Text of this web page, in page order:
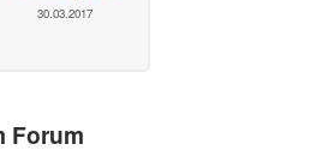
30.03.2017
Forum